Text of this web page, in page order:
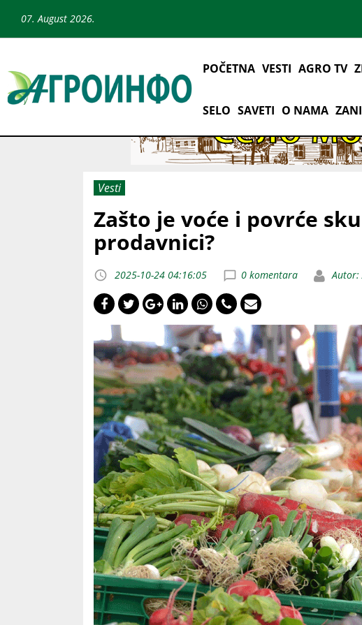
07. August 2026.
POČETNA VESTI AGRO TV
SELO SAVETI O NAMA
Vesti
Zašto je voće i povrće
prodavnici?
2025-10-24 04:16:05 0 komentara Autor: